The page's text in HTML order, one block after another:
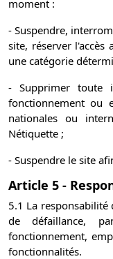
moment :
- Suspendre,
site, réserver l'accès
une catégorie
- Supprimer toute
fonctionnement ou
nationales ou
Nétiquette ;
- Suspendre le site
Article 5 -
5.1 La responsabilité
de défaillance,
fonctionnement,
fonctionnalités.